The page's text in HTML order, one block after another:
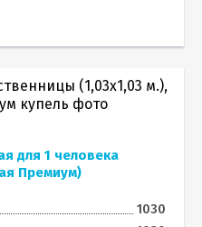
для 1 человека
Премиум)
1030